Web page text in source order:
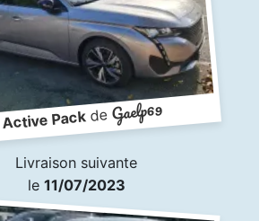
Active PackdeGaelp69
Livraison suivante
le 11/07/2023